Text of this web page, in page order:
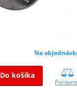
Na
Do košíka